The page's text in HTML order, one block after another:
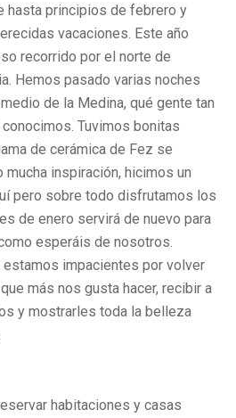
hasta principios de febrero y
vacaciones. Este año
recorrido por el norte de
Hemos pasado varias noches
de la Medina, qué gente tan
Tuvimos bonitas
de cerámica de Fez se
mucha inspiración, hicimos un
pero sobre todo disfrutamos los
de enero servirá de nuevo para
esperáis de nosotros.
impacientes por volver
más nos gusta hacer, recibir a
y mostrarles toda la belleza
habitaciones y casas